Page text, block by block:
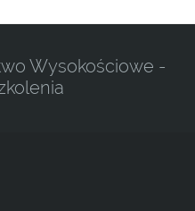
Wysokościowe -